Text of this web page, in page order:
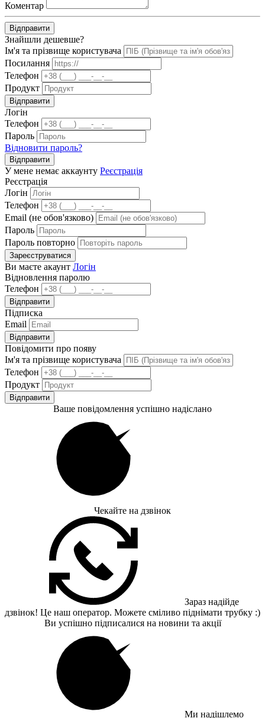
Коментар
Відправити
Знайшли дешевше?
Ім'я та прізвище користувача
Посилання
Телефон
Продукт
Відправити
Логін
Телефон
Пароль
Відновити пароль?
Відправити
У мене немає аккаунту Реєстрація
Реєстрація
Логін
Телефон
Email (не обов'язково)
Пароль
Пароль повторно
Зареєструватися
Ви маєте акаунт Логін
Відновлення паролю
Телефон
Відправити
Підписка
Email
Відправити
Повідомити про появу
Ім'я та прізвище користувача
Телефон
Продукт
Відправити
Ваше повідомлення успішно надіслано
Чекайте на дзвінок
Зараз надійде
дзвінок! Це наш оператор. Можете сміливо піднімати трубку :)
Ви успішно підписалися на новини та акції
Ми надішлемо